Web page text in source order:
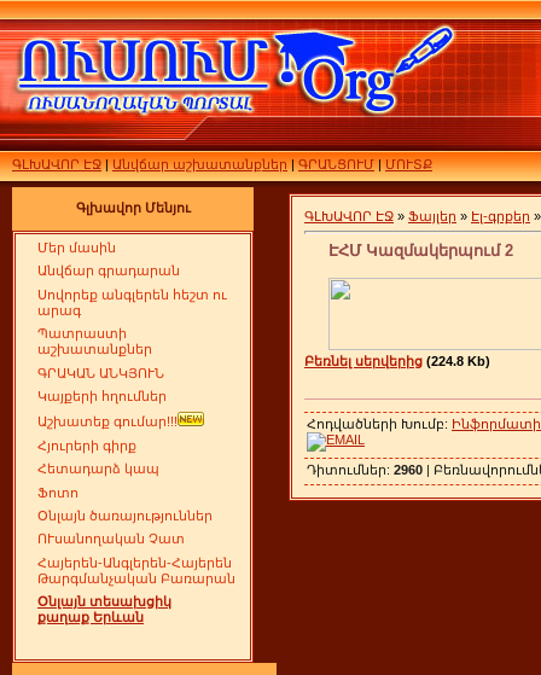
ԳԼԽԱՎՈՐ ԷՋ|Անվճար աշխատանքներ|ԳՐԱՆՑՈՒՄ|ՄՈՒՏՔ
Գլխավոր Մենյու
Մեր մասին
Անվճար գրադարան
Սովորեք անգլերեն հեշտ ու
արագ
Պատրաստի
աշխատանքներ
ԳՐԱԿԱՆ ԱՆԿՅՈՒՆ
Կայքերի հղումներ
Աշխատեք գումար!!!
Հյուրերի գիրք
Հետադարձ կապ
Ֆոտո
Օնլայն ծառայություններ
ՈՒսանողական Չատ
Հայերեն-Անգլերեն-Հայերեն
Թարգմանչական Բառարան
Օնլայն տեսախցիկ
քաղաք Երևան
ԳԼԽԱՎՈՐ ԷՋ » Ֆայլեր » Էլ-գրքեր
ԷՀՄ Կազմակերպում 2
Բեռնել սերվերից (224.8 Kb)
Հոդվածների Խումբ:
Դիտումներ: 2960 |